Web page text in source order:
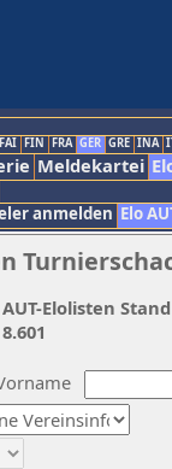
FAI FIN FRA GER GRE INA
Meldekartei
anmelden Elo
AUT-Elolisten
8.601